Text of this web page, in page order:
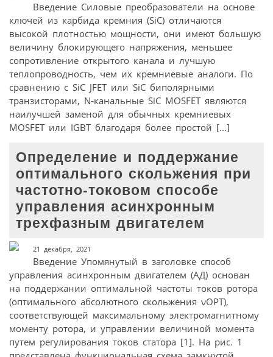
Введение Силовые преобразователи на основе
ключей из карбида кремния (SiC) отличаются
высокой плотностью мощности, они имеют большую
величину блокирующего напряжения, меньшее
сопротивление открытого канала и лучшую
теплопроводность, чем их кремниевые аналоги. По
сравнению с SiC JFET или SiC биполярными
транзисторами, N-канальные SiC MOSFET являются
наилучшей заменой для обычных кремниевых
MOSFET или IGBT благодаря более простой […]
Определение и поддержание
оптимального скольжения при
частотно-токовом способе
управления асинхронным
трехфазным двигателем
21 декабря, 2021
Введение Упомянутый в заголовке способ
управления асинхронным двигателем (АД) основан
на поддержании оптимальной частоты токов ротора
(оптимального абсолютного скольжения νОРТ),
соответствующей максимальному электромагнитному
моменту ротора, и управлении величиной момента
путем регулирования токов статора [1]. На рис. 1